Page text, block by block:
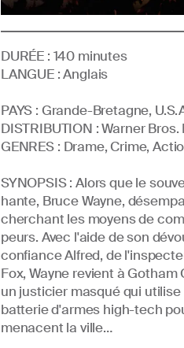
DURÉE : 140 minutes
LANGUE :Anglais
PAYS : Grande-Bretagne,
DISTRIBUTION :Warner Bros.
GENRES : Drame, Crime,
SYNOPSIS : Alors que le
hante, Bruce Wayne,
cherchant les moyens de
peurs. Avec l'aide de son
confiance Alfred, de
Fox, Wayne revient à
un justicier masqué qui
batterie d'armes high-tech
menacent la ville…